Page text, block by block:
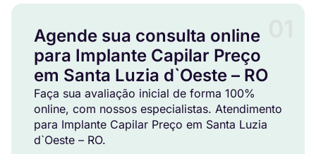
Agende sua consulta online
para Implante Capilar Preço
em Santa Luzia d`Oeste – RO
Faça sua avaliação inicial de forma 100%
online, com nossos especialistas. Atendimento
para Implante Capilar Preço em Santa Luzia
d`Oeste – RO.